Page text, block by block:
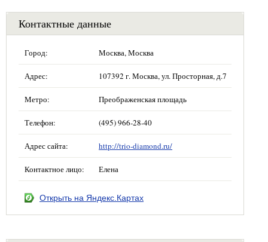
Контактные данные
Город: Москва, Москва
Адрес: 107392 г. Москва, ул. Просторная, д.7
Метро: Преображенская площадь
Телефон: (495) 966-28-40
Адрес сайта: http://trio-diamond.ru/
Контактное лицо: Елена
Открыть на Яндекс.Картах